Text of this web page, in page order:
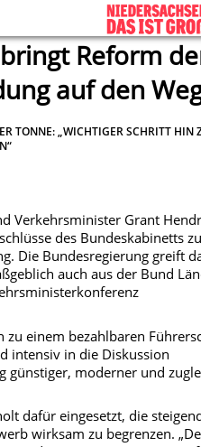
Reform
auf den
TONNE: „WICHTIGER SCHRITT HIN
Verkehrsminister Grant
des Bundeskabinetts
Die Bundesregierung greift
auch aus der Bund
zu einem bezahlbaren
intensiv in die Diskussion
günstiger, moderner und
dafür eingesetzt, die
wirksam zu begrenzen.